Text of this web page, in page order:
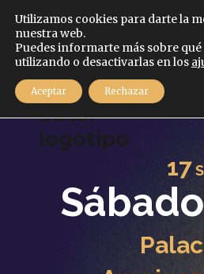
17
Utilizamos cookies para darte la
nuestra web.
Puedes informarte más sobre
utilizando o desactivarlas en los
Aceptar Rechazar